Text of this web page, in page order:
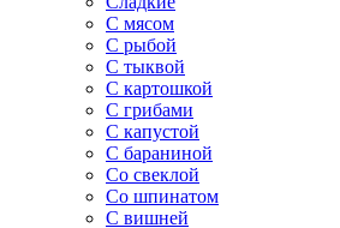
С мясом
С рыбой
С тыквой
С картошкой
С грибами
С капустой
C бараниной
Со свеклой
Со шпинатом
С вишней